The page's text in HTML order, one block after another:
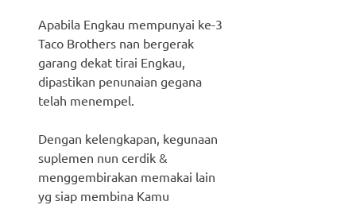
Apabila Engkau mempunyai ke-3
Taco Brothers nan bergerak
garang dekat tirai Engkau,
dipastikan penunaian gegana
telah menempel.
Dengan kelengkapan, kegunaan
suplemen nun cerdik &
menggembirakan memakai lain
yg siap membina Kamu